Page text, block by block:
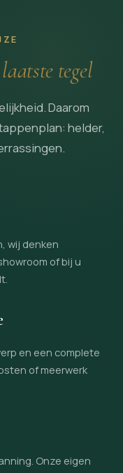
laatste tegel
Daarom
helder,
wij denken
of bij u
en een complete
of meerwerk
Onze eigen